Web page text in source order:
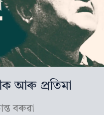
আৰু প্ৰতিমা
বৰুৱা